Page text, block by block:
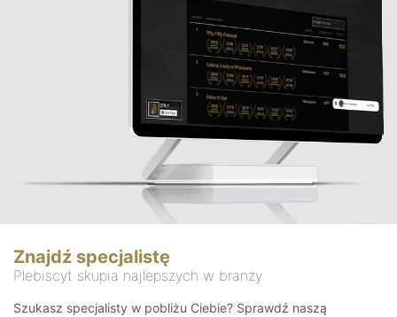
Znajdź specjalistę
Plebiscyt skupia najlepszych w branży
Szukasz specjalisty w pobliżu Ciebie? Sprawdź naszą